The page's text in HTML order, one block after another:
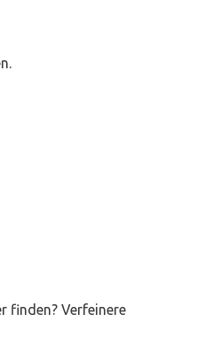
finden? Verfeinere